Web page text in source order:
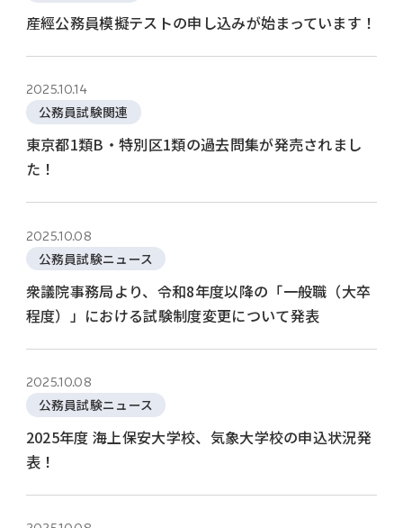
産經公務員模擬テストの申し込みが始まっています！
2025.10.14
公務員試験関連
東京都1類B・特別区1類の過去問集が発売されまし
た！
2025.10.08
公務員試験ニュース
衆議院事務局より、令和8年度以降の「一般職（大卒
程度）」における試験制度変更について発表
2025.10.08
公務員試験ニュース
2025年度 海上保安大学校、気象大学校の申込状況発
表！